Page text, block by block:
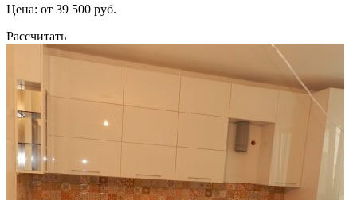
Цена: от 39 500 руб.
Рассчитать